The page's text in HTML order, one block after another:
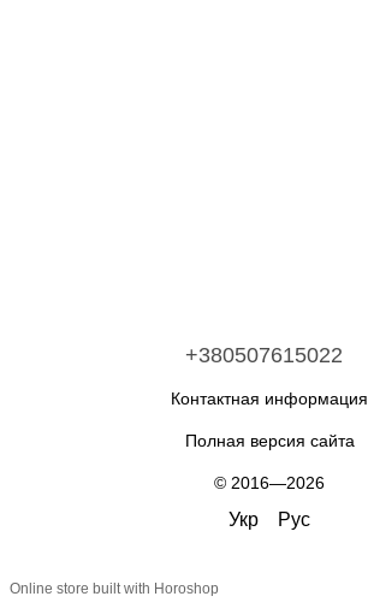
+380507615022
Контактная информация
Полная версия сайта
© 2016—2026
Укр Рус
Online store built with Horoshop